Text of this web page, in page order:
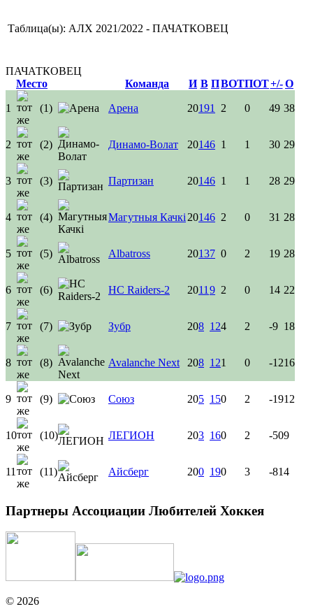
Таблица(ы): АЛХ 2021/2022 - ПАЧАТКОВЕЦ
ПАЧАТКОВЕЦ
Место
Команда И В ПВОТПОТ+/- О
1 (1) Арена 20191 2 0 49 38
2 (2) Динамо-Волат 20146 1 1 30 29
3 (3) Партизан 20146 1 1 28 29
4 (4) Магутныя Качкі 20146 2 0 31 28
5 (5) Albatross 20137 0 2 19 28
6 (6) HC Raiders-2 2011 9 2 0 14 22
7 (7) Зубр 208 124 2 -9 18
8 (8) Avalanche Next 208 121 0 -1216
9 (9) Союз 205 150 2 -1912
10 (10) ЛЕГИОН 203 160 2 -509
11 (11) Айсберг 200 190 3 -814
Партнеры Ассоциации Любителей Хоккея
© 2026